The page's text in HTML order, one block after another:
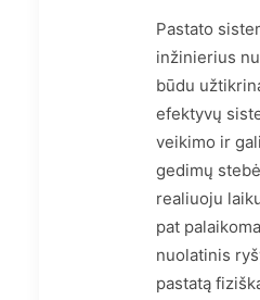
Pastato
inžinierius
būdu
efektyvų
veikimo ir
gedimų
realiuoju
pat
nuolatinis
pastatą